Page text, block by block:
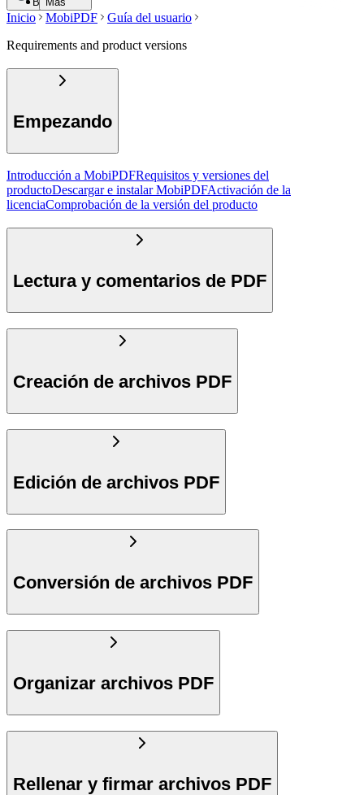
Inicio MobiPDF
Guía del usuario
Requirements and product versions
Empezando
Introducción a MobiPDFRequisitos y versiones del
productoDescargar e instalar MobiPDFActivación de la
licenciaComprobación de la versión del producto
Lectura y comentarios de PDF
Creación de archivos PDF
Edición de archivos PDF
Conversión de archivos PDF
Organizar archivos PDF
Rellenar y firmar archivos PDF